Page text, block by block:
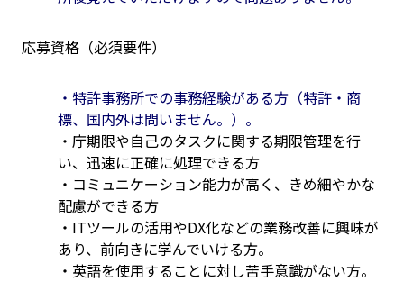
応募資格（必須要件）
・﻿特許事務所での事務経験がある方（特許・商
標、国内外は問いません。）。
・庁期限や自己のタスクに関する期限管理を行
い、迅速に正確に処理できる方
・コミュニケーション能力が高く、きめ細やかな
配慮ができる方
・ITツールの活用やDX化などの業務改善に興味が
あり、前向きに学んでいける方。
・英語を使用することに対し苦手意識がない方。